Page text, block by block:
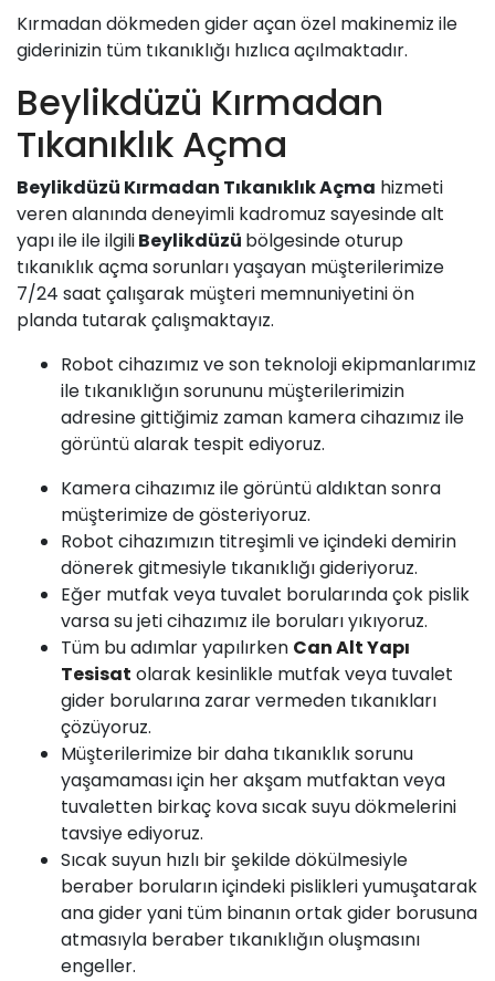
Kırmadan dökmeden gider açan özel makinemiz ile
giderinizin tüm tıkanıklığı hızlıca açılmaktadır.
Beylikdüzü Kırmadan
Tıkanıklık Açma
Beylikdüzü Kırmadan Tıkanıklık Açma hizmeti
veren alanında deneyimli kadromuz sayesinde alt
yapı ile ile ilgiliBeylikdüzü bölgesinde oturup
tıkanıklık açma sorunları yaşayan müşterilerimize
7/24 saat çalışarak müşteri memnuniyetini ön
planda tutarak çalışmaktayız.
Robot cihazımız ve son teknoloji ekipmanlarımız
ile tıkanıklığın sorununu müşterilerimizin
adresine gittiğimiz zaman kamera cihazımız ile
görüntü alarak tespit ediyoruz.
Kamera cihazımız ile görüntü aldıktan sonra
müşterimize de gösteriyoruz.
Robot cihazımızın titreşimli ve içindeki demirin
dönerek gitmesiyle tıkanıklığı gideriyoruz.
Eğer mutfak veya tuvalet borularında çok pislik
varsa su jeti cihazımız ile boruları yıkıyoruz.
Tüm bu adımlar yapılırken Can Alt Yapı
Tesisat olarak kesinlikle mutfak veya tuvalet
gider borularına zarar vermeden tıkanıkları
çözüyoruz.
Müşterilerimize bir daha tıkanıklık sorunu
yaşamaması için her akşam mutfaktan veya
tuvaletten birkaç kova sıcak suyu dökmelerini
tavsiye ediyoruz.
Sıcak suyun hızlı bir şekilde dökülmesiyle
beraber boruların içindeki pislikleri yumuşatarak
ana gider yani tüm binanın ortak gider borusuna
atmasıyla beraber tıkanıklığın oluşmasını
engeller.